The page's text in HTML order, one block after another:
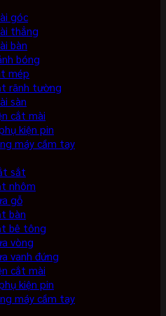
góc
thẳng
bàn
bóng
mép
rãnh tường
sàn
cắt mài
kiện pin
máy cầm tay
sắt
nhôm
gỗ
bàn
bê tông
vòng
vanh đứng
cắt mài
kiện pin
máy cầm tay